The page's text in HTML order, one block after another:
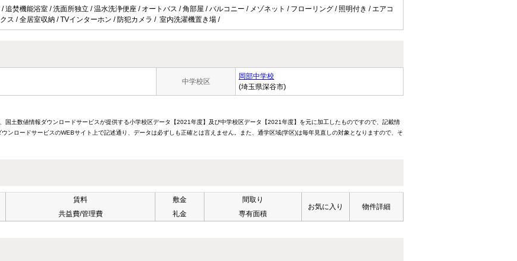
追焚機能浴室 / 洗面所独立 / 温水洗浄便座 / オートバス / 角部屋 / バルコニー / メゾネット / フローリング / 照明付き / エアコ
ス / 全居室収納 / TVインターホン / 防犯カメラ / 室内洗濯機置き場 /
中学校区
岡部中学校
(埼玉県深谷市)
国土数値情報ダウンロードサービスが提供する小学校区データ【2021年度】及び中学校区データ【2021年度】を元に加工したものですので、記載情
ンロードサービスのWEBサイト上で記述通り、データは必ずしも正確とは言えません。また、通学区域(学区)は毎年見直しの対象となりますので、そ
賃料
共益費/管理費
敷金
礼金
間取り
専有面積
お気に入り 物件詳細